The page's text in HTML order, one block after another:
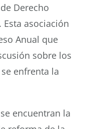
Derecho
asociación
Anual que
sobre los
enfrenta la
encuentran la